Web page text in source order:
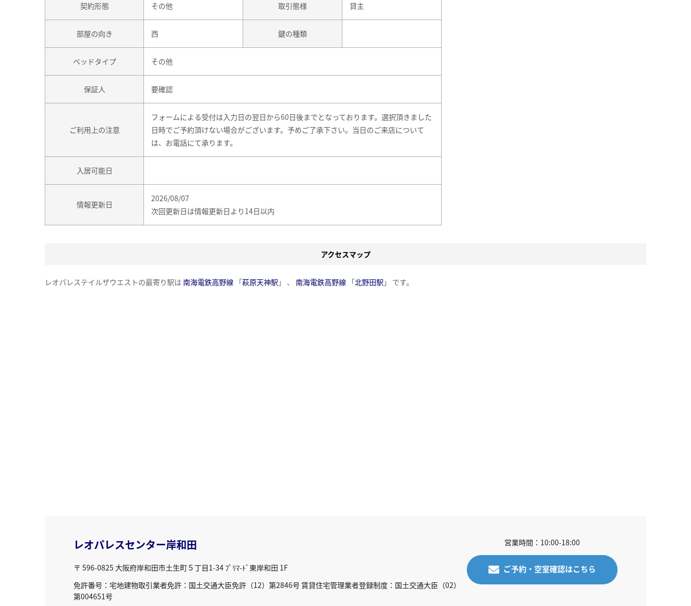
契約形態 その他 取引態様 貸主
部屋の向き 西 鍵の種類
ベッドタイプ その他
保証人 要確認
ご利用上の注意
フォームによる受付は入力日の翌日から60日後までとなっております。選択頂きました
日時でご予約頂けない場合がございます。予めご了承下さい。当日のご来店について
は、お電話にて承ります。
入居可能日
情報更新日
2026/08/07
次回更新日は情報更新日より14日以内
アクセスマップ
レオパレステイルザウエストの最寄り駅は 南海電鉄高野線 「萩原天神駅 」 、 南海電鉄高野線 「北野田駅 」 です。
レオパレスセンター岸和田
〒 596-0825 大阪府岸和田市土生町５丁目1-34 ﾌﾟﾘﾏ-ﾄﾞ東岸和田 1F
免許番号：宅地建物取引業者免許：国土交通大臣免許（12）第2846号 賃貸住宅管理業者登録制度：国土交通大臣（02）
第004651号
営業時間：10:00-18:00
ご予約・空室確認はこちら